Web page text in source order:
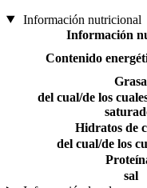
Información nutricional
Información
Contenido
Grasa
del cual/de los
Hidratos de
del cual/de los
sal